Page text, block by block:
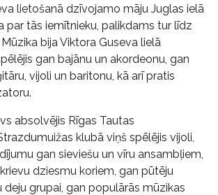
lietošanā dzīvojamo māju Juglas ielā
par tās iemītnieku, palikdams tur līdz
bija Viktora Guseva lielā
gan bajānu un akordeonu, gan
vijoli un baritonu, kā arī pratis
absolvējis Rīgas Tautas
klubā viņš spēlējis vijoli,
gan sieviešu un vīru ansambļiem,
dziesmu koriem, gan pūtēju
deju grupai, gan populārās mūzikas